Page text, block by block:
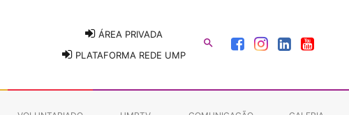
ÁREA PRIVADA
PLATAFORMA REDE UMP
